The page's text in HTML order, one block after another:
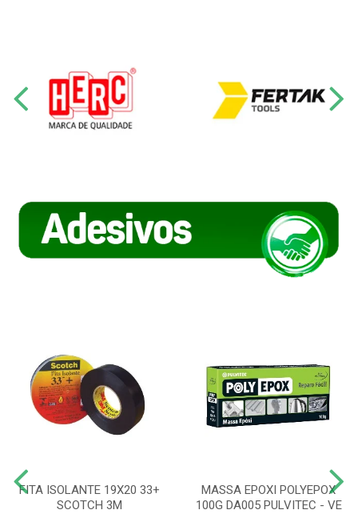
FITA ISOLANTE 19X20 33+
SCOTCH 3M
MASSA EPOXI POLYEPOX
100G DA005 PULVITEC - VE